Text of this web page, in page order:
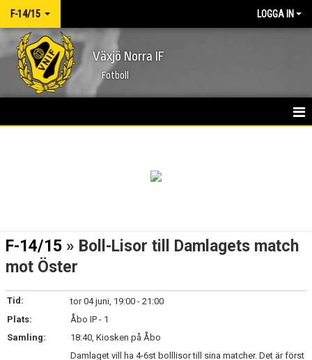
F-14/15 LOGGA IN
Växjö Norra IF
Fotboll
TRUPPEN
BILDGALLERI
DOKUMENT
F-14/15 » Boll-Lisor till Damlagets match
mot Öster
Tid:
tor 04 juni, 19:00 - 21:00
Plats:
Åbo IP - 1
Samling:
18:40, Kiosken på Åbo
Damlaget vill ha 4-6st bolllisor till sina matcher. Det är först